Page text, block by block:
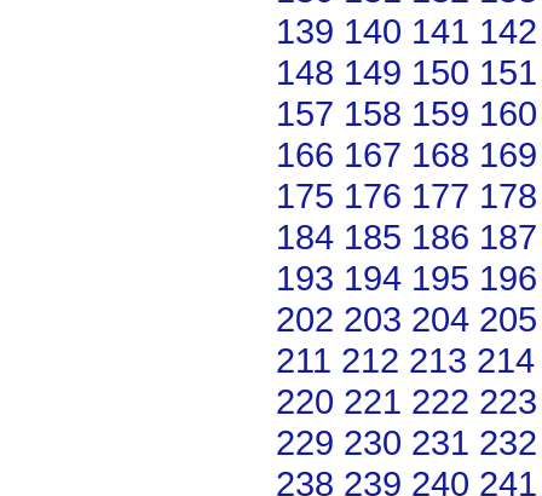
139 140 141 142
148 149 150 151
157 158 159 160
166 167 168 169
175 176 177 178
184 185 186 187
193 194 195 196
202 203 204 205
211 212 213 214
220 221 222 223
229 230 231 232
238 239 240 241